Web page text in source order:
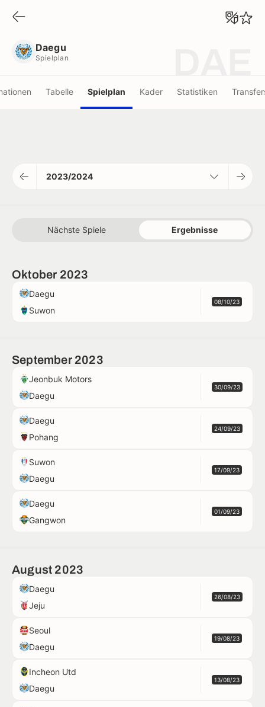
Daegu
Spielplan
Tabelle Spielplan Kader Statistiken
2023/2024
Nächste Spiele Ergebnisse
Oktober 2023
Daegu
Suwon
08/10/23
September 2023
Jeonbuk Motors
Daegu
30/09/23
Daegu
Pohang
24/09/23
Suwon
Daegu
17/09/23
Daegu
Gangwon
01/09/23
August 2023
Daegu
Jeju
26/08/23
Seoul
Daegu
19/08/23
Incheon Utd
Daegu
13/08/23